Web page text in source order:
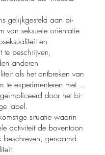
gelijkgesteld aan bi-
van seksuele oriëntatie
en
te beschrijven,
anderen
als het ontbreken van
te experimenteren met ...
door het bi-
label.
situatie waarin
activiteit de boventoon
beschreven, genaamd